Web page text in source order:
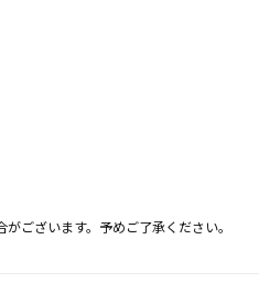
ございます。予めご了承ください。